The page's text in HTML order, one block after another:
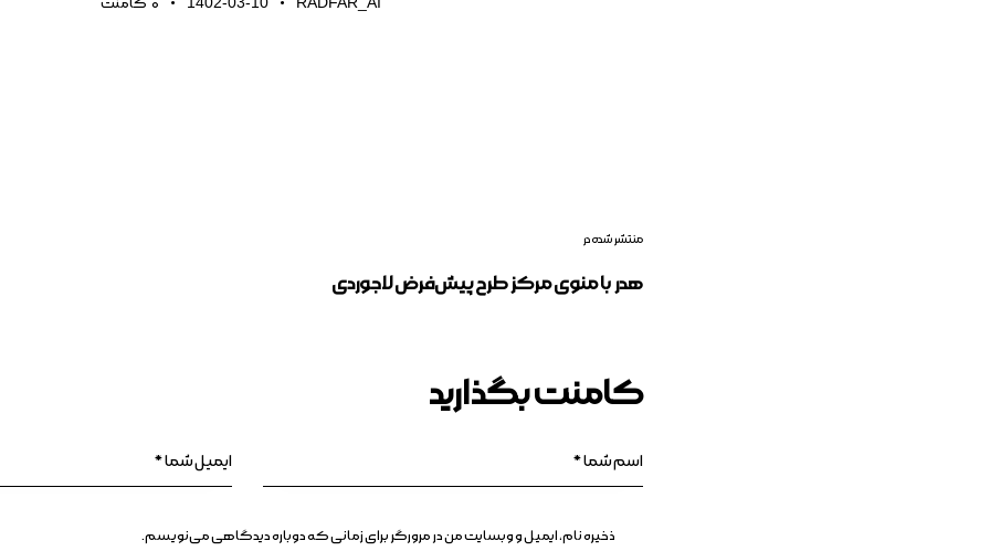
0 کامنت
منتشر شده در
هدر با منوی مرکز طرح پیش‌فرض لاجوردی
کامنت بگذارید
ذخیره نام، ایمیل و وبسایت من در مرورگر برای زمانی که دوباره دیدگاهی می‌نویسم.